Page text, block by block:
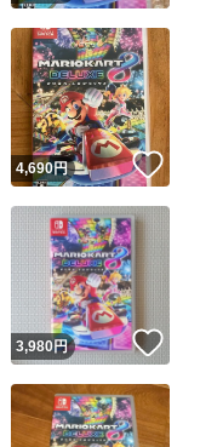
いね！
4,690円
いね！
3,980円